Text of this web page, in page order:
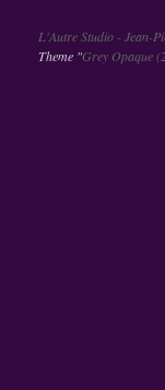
L'Autre Studio - Jean-
Theme "Grey Opaque